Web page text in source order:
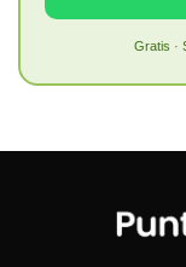
Gratis ·